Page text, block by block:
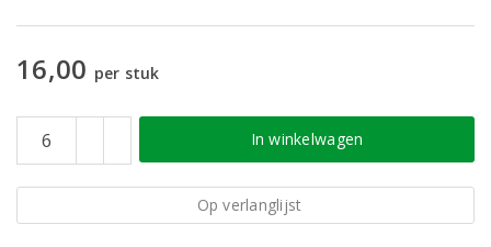
16,00 per stuk
In winkelwagen
Op verlanglijst